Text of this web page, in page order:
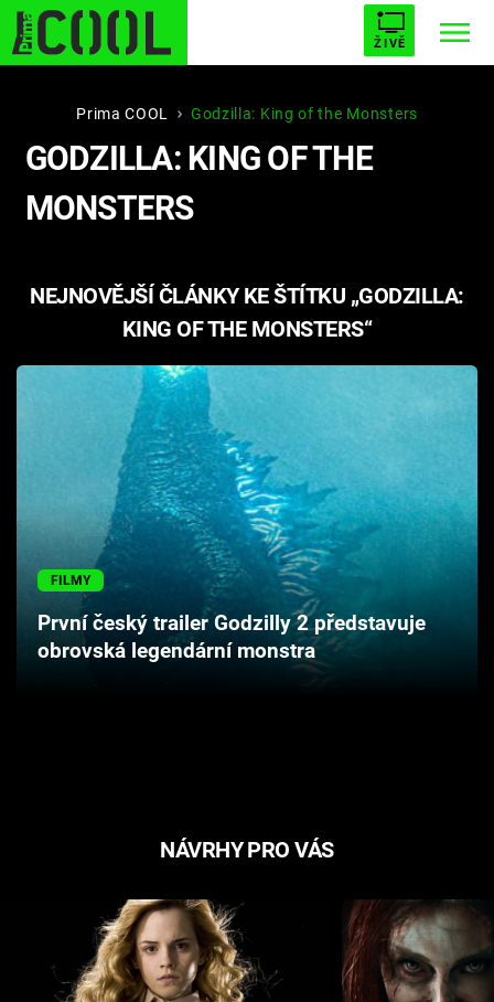
ŽIVĚ
STARHOUSE BUFFY, PŘEMOŽITELKA UPÍRŮ
ESCAPE PLNEJ KOTEL AVENGERS 5
Témata
Cool Esport
Pořady
TV Program
Prima COOL Godzilla: King of the Monsters
GODZILLA: KING OF THE
MONSTERS
NEJNOVĚJŠÍ ČLÁNKY KE ŠTÍTKU „GODZILLA:
KING OF THE MONSTERS“
FILMY
První český trailer Godzilly 2 představuje
obrovská legendární monstra
NÁVRHY PRO VÁS